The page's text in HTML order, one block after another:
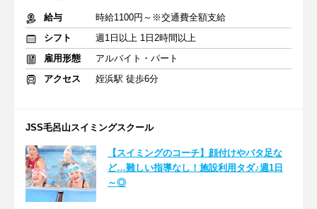
給与
時給1100円～※交通費全額支給
シフト
週1日以上 1日2時間以上
雇用形態
アルバイト・パート
アクセス
姪浜駅 徒歩6分
JSS毛呂山スイミングスクール
【スイミングのコーチ】顔付けやバタ足な
ど…難しい指導なし！施設利用タダ♪週1日
～◎